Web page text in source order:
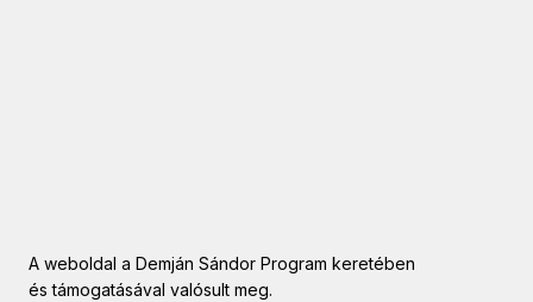
A weboldal a Demján Sándor Program keretében
és támogatásával valósult meg.